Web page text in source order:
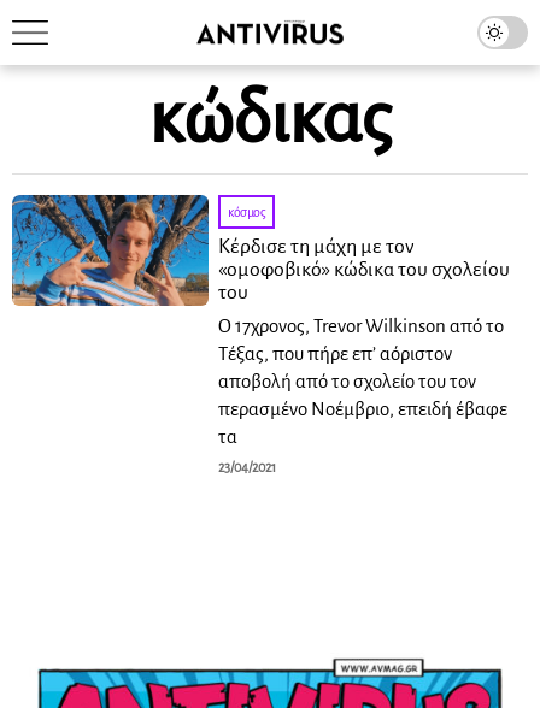
κώδικας
κόσμος
Κέρδισε τη μάχη με τον
«ομοφοβικό» κώδικα του σχολείου
του
Ο 17χρονος, Trevor Wilkinson από το
Τέξας, που πήρε επ’ αόριστον
αποβολή από το σχολείο του τον
περασμένο Νοέμβριο, επειδή έβαφε
τα
23/04/2021